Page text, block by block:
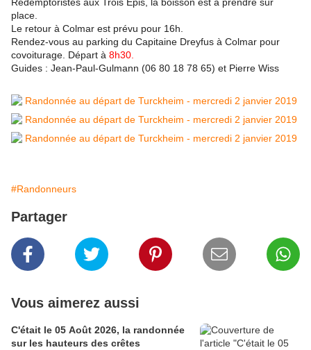
place.
Le retour à Colmar est prévu pour 16h.
Rendez-vous au parking du Capitaine Dreyfus à Colmar pour
covoiturage. Départ à 8h30.
Guides : Jean-Paul-Gulmann (06 80 18 78 65) et Pierre Wiss
#Randonneurs
Partager
Vous aimerez aussi
C'était le 05 Août 2026, la randonnée
sur les hauteurs des crêtes